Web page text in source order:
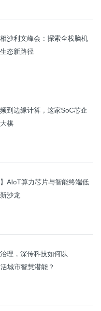
沙利文峰会：探索全栈脑机
态新路径
到边缘计算，这家SoC芯企
棋
】AIoT算力芯片与智能终端低
沙龙
理，深传科技如何以
城市智慧潜能？